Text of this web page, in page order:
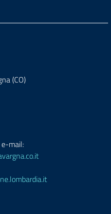
(CO)
mail: